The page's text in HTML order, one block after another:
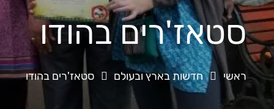
סטאז'רים בהודו
ראשי חדשות בארץ ובעולם סטאז'רים בהודו